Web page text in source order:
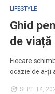
LIFESTYLE
Ghid
de viață
Fiecare
ocazie de a-ți
SEPT. 14,